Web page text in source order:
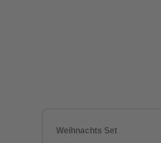
Weihnachts Set